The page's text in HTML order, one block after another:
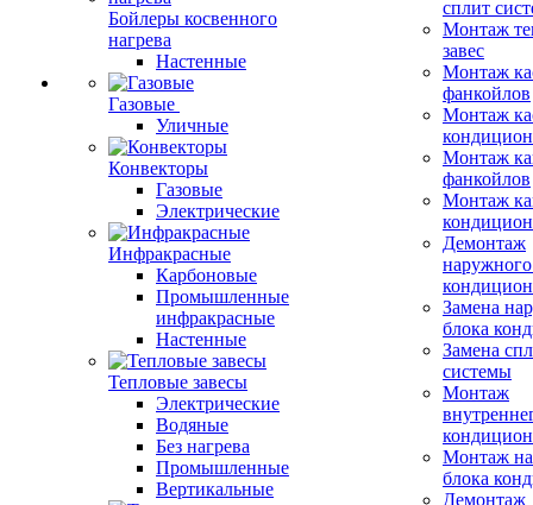
Бойлеры косвенного
нагрева
Настенные
Газовые
Уличные
Конвекторы
Газовые
Электрические
Инфракрасные
Карбоновые
Промышленные
инфракрасные
Настенные
Тепловые завесы
Электрические
Водяные
Без нагрева
Промышленные
Вертикальные
сплит
Монтаж
завес
Монтаж
фанкойлов
Монтаж
Монтаж
фанкойлов
Монтаж
Демонтаж
Замена
блока
Замена
системы
Монтаж
Монтаж
блока
Демонтаж